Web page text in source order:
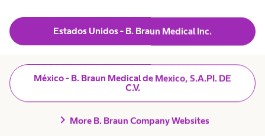
Estados Unidos - B. Braun Medical Inc.
México - B. Braun Medical de Mexico, S.A.PI. DE
C.V.
chevron_right More B. Braun Company Websites
El acceso es clave para la atención sanitaria